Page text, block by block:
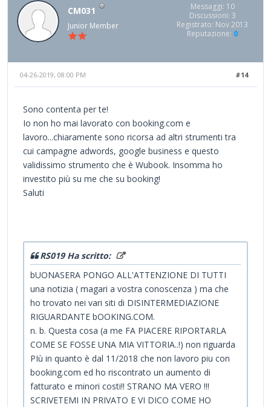
CM031
Junior Member
Messaggi: 10
Discussioni: 3
Registrato: Nov 2013
Reputazione: 0
#14
04-26-2019, 08:00 PM
Sono contenta per te!
Io non ho mai lavorato con booking.com e
lavoro...chiaramente sono ricorsa ad altri strumenti tra
cui campagne adwords, google business e questo
validissimo strumento che è Wubook. Insomma ho
investito più su me che su booking!
Saluti
RS019 Ha scritto:
bUONASERA PONGO ALL'ATTENZIONE DI TUTTI
una notizia ( magari a vostra conoscenza ) ma che
ho trovato nei vari siti di DISINTERMEDIAZIONE
RIGUARDANTE bOOKING.COM.
n. b. Questa cosa (a me FA PIACERE RIPORTARLA
COME SE FOSSE UNA MIA VITTORIA..!) non riguarda
PIù in quanto è dal 11/2018 che non lavoro piu con
booking.com ed ho riscontrato un aumento di
fatturato e minori costi!! STRANO MA VERO !!!
SCRIVETEMI IN PRIVATO E VI DICO COME HO